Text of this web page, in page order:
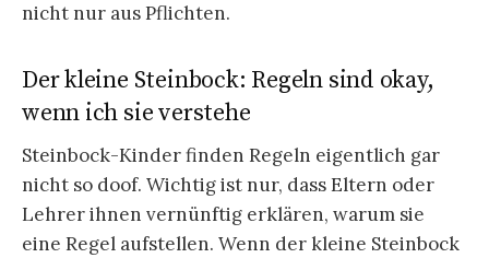
nicht nur aus Pflichten.
Der kleine Steinbock: Regeln sind okay,
wenn ich sie verstehe
Steinbock-Kinder finden Regeln eigentlich gar
nicht so doof. Wichtig ist nur, dass Eltern oder
Lehrer ihnen vernünftig erklären, warum sie
eine Regel aufstellen. Wenn der kleine Steinbock